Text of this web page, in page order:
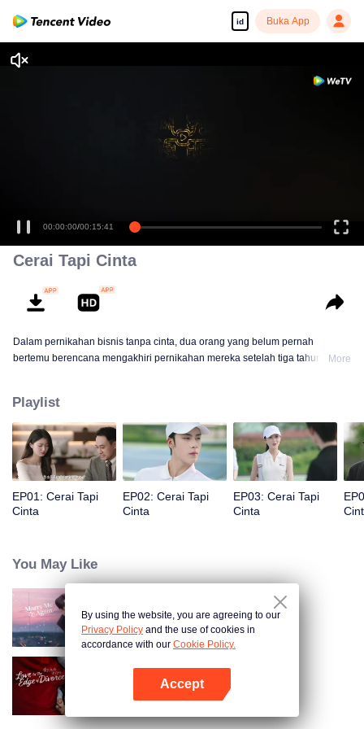
id Buka App
00:00:00/00:15:41
Cerai Tapi Cinta
Dalam pernikahan bisnis tanpa cinta, dua orang yang belum pernah
bertemu berencana mengakhiri pernikahan mereka setelah tiga tahun.
selamanya.
More
Playlist
EP01: Cerai Tapi
Cinta
EP02: Cerai Tapi
Cinta
EP03: Cerai Tapi
Cinta
You May Like
Nikah Lagi Yuk!
Cerai Tapi Cinta (English Ver.)
By using the website, you are agreeing to our
Privacy Policy and the use of cookies in
accordance with our Cookie Policy.
Accept